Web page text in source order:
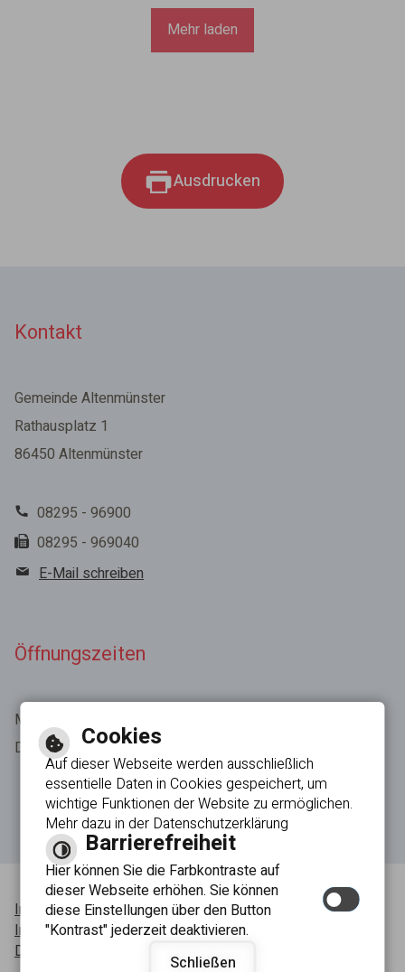
Mehr laden
Ausdrucken
Kontakt
Gemeinde Altenmünster
Rathausplatz 1
86450 Altenmünster
08295 - 96900
08295 - 969040
E-Mail schreiben
Öffnungszeiten
Montag - Freitag 8:00 - 12:00 Uhr
Donnerstag 13:30 - 18:30 Uhr
Inhaltsverzeichnis
Impressum
Datenschutzerklärung
Cookies
Auf dieser Webseite werden ausschließlich
essentielle Daten in Cookies gespeichert, um
wichtige Funktionen der Website zu ermöglichen.
Mehr dazu in der Datenschutzerklärung
Barrierefreiheit
Hier können Sie die Farbkontraste auf
dieser Webseite erhöhen. Sie können
diese Einstellungen über den Button
"Kontrast" jederzeit deaktivieren.
Schließen